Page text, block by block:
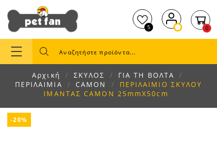
5 0
Αρχική ΣΚΥΛΟΣ
ΓΙΑ ΤΗ ΒΟΛΤΑ
ΠΕΡΙΛΑΙΜΙΑ
CAMON
ΠΕΡΙΛΑΙΜΙΟ ΣΚΥΛΟΥ
ΙΜΑΝΤΑΣ CAMON 25mmX50cm
-20%